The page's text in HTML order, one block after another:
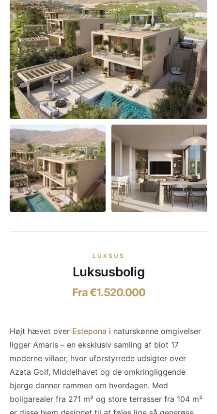
LUKSUS
Luksusbolig
Fra €1.520.000
Højt hævet over Estepona i naturskønne omgivelser
ligger Amaris – en eksklusiv samling af blot 17
moderne villaer, hvor uforstyrrede udsigter over
Azata Golf, Middelhavet og de omkringliggende
bjerge danner rammen om hverdagen. Med
boligarealer fra 271 m² og store terrasser fra 104 m²